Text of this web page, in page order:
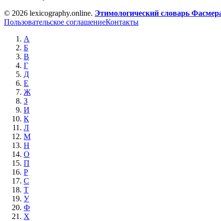
© 2026 lexicography.online. Этимологический словарь
Пользовательское соглашениеКонтакты
А
Б
В
Г
Д
Е
Ж
З
И
К
Л
М
Н
О
П
Р
С
Т
У
Ф
Х